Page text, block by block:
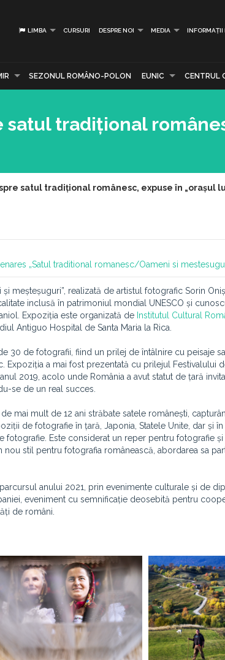
LIMBA CURSURI DESPRE NOI MEDIA INFORMAȚII
SEZONUL ROMÂNO-POLON EUNIC CENTRUL
satul tradițional
satul tradițional românesc, expuse în „orașul
„Satul traditional romanesc/Oameni si
meșteșuguri”, realizată de artistul fotografic Sorin
inclusă în patrimoniul mondial UNESCO și
Expoziția este organizată de Institutul Cultural
Antiguo Hospital de Santa Maria la Rica.
30 de fotografii, fiind un prilej de întâlnire cu peisaje
Expoziția a mai fost prezentată cu prilejul Festivalului
2019, acolo unde România a avut statut de țară
se de un real succes.
mai mult de 12 ani străbate satele românești,
de fotografie în țară, Japonia, Statele Unite, dar și
Este considerat un reper pentru fotografie
stil pentru fotografia românească, abordarea sa
anului 2021, prin evenimente culturale și de
eveniment cu semnificație deosebită pentru
de români.